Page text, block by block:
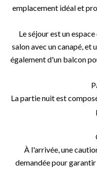
emplacement idéal et
Le séjour est un
salon avec un canapé, et
également d'un balcon
La partie nuit est
À l'arrivée, une
demandée pour